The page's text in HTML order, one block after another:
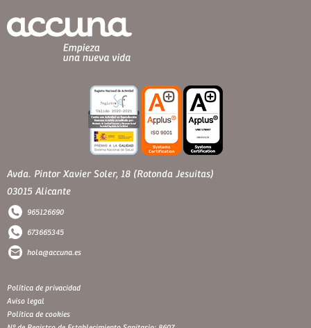
Avda. Pintor Xavier Soler, 18 (Rotonda Jesuitas)
03015 Alicante
965126690
673665345
hola@accuna.es
Política de privacidad
Aviso legal
Política de cookies